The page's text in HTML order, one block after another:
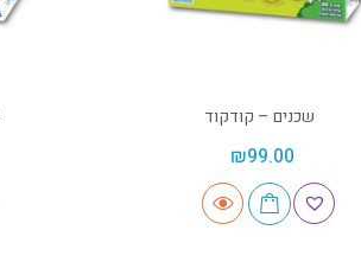
שכנים – קודקוד
₪99.00